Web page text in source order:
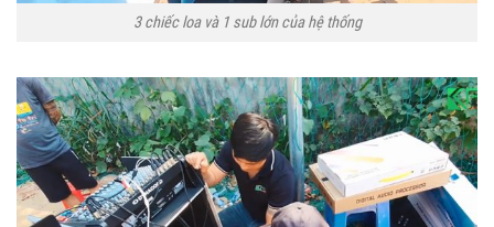
3 chiếc loa và 1 sub lớn của hệ thống